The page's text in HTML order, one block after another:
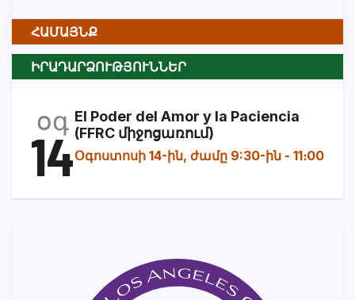
ՀԱՄԱՅՆՔ
ԻՐԱԴԱՐՁՈՒԹՅՈՒՆՆԵՐ
օգ
14
El Poder del Amor y la Paciencia
(FFRC միջոցառում)
Օգոստոսի 14-ին, ժամը 9:30-ին - 11։00